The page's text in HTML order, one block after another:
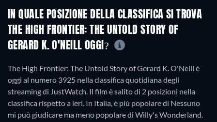
IN QUALE POSIZIONE DELLA CLASSIFICA SI TROVA
THE HIGH FRONTIER: THE UNTOLD STORY OF
GERARD K. O'NEILL OGGI?
The High Frontier: The Untold Story of Gerard K. O'Neill è
oggi al numero 3925 nella classifica quotidiana degli
streaming di JustWatch. Il film è salito di 2 posizioni nella
classifica rispetto a ieri. In Italia, è più popolare di Nessuno
mi può giudicare ma meno popolare di Willy's Wonderland.